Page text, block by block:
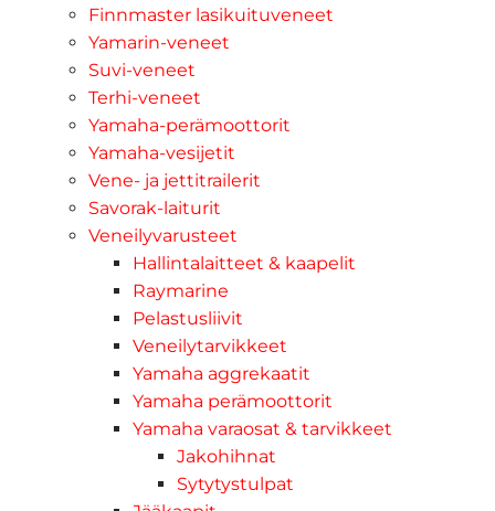
Finnmaster lasikuituveneet
Yamarin-veneet
Suvi-veneet
Terhi-veneet
Yamaha-perämoottorit
Yamaha-vesijetit
Vene- ja jettitrailerit
Savorak-laiturit
Veneilyvarusteet
Hallintalaitteet & kaapelit
Raymarine
Pelastusliivit
Veneilytarvikkeet
Yamaha aggrekaatit
Yamaha perämoottorit
Yamaha varaosat & tarvikkeet
Jakohihnat
Sytytystulpat